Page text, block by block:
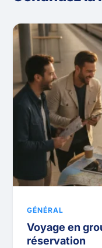
GÉNÉRAL
Voyage en
réservation